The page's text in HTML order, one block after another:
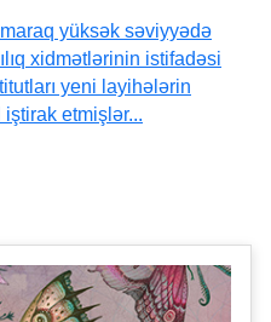
yüksək səviyyədə
xidmətlərinin istifadəsi
yeni layihələrin
etmişlər...